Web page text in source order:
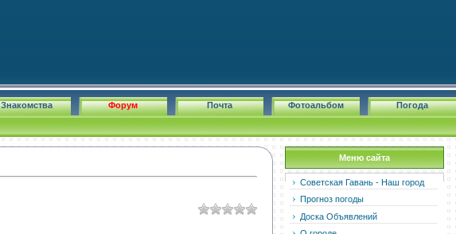
Погода
Фотоальбом
Почта
Форум
Знакомства
Меню сайта
Советская Гавань - Наш город
Прогноз погоды
Доска Объявлений